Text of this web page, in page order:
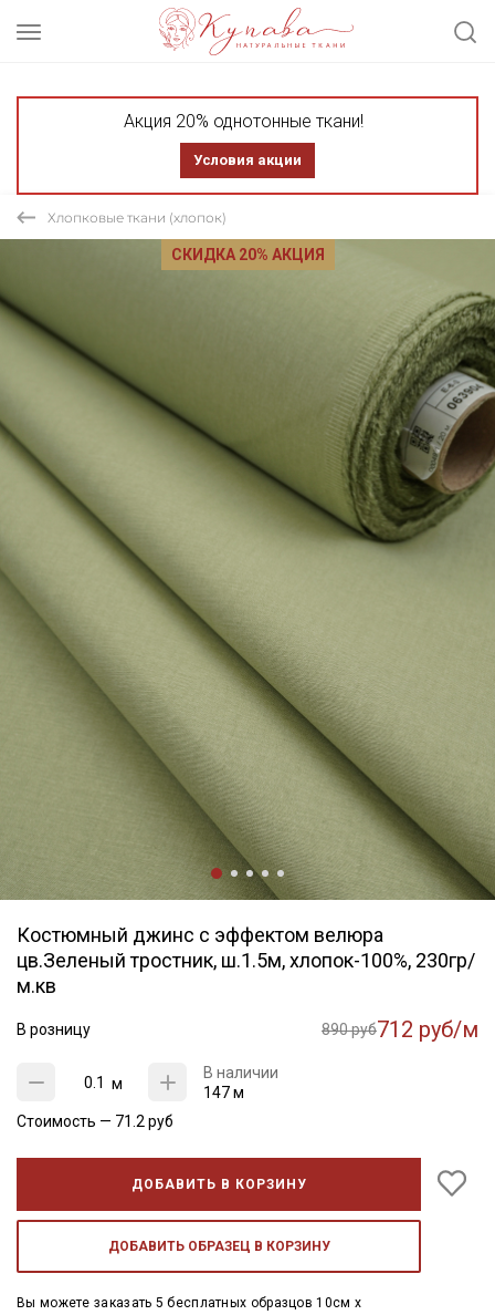
Акция 20% однотонные ткани!
Условия акции
Хлопковые ткани (хлопок)
СКИДКА 20% АКЦИЯ
Костюмный джинс с эффектом велюра
цв.Зеленый тростник, ш.1.5м, хлопок-100%, 230гр/
м.кв
В розницу 890 руб712 руб/м
м
В наличии
147 м
Стоимость — 71.2 руб
ДОБАВИТЬ В КОРЗИНУ
ДОБАВИТЬ ОБРАЗЕЦ В КОРЗИНУ
Вы можете заказать 5 бесплатных образцов 10см x